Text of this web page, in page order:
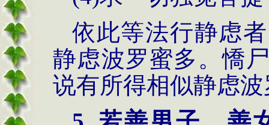
依此等法行静虑
静虑波罗蜜多。憍
说有所得相似静虑